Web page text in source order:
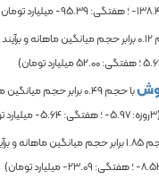
-؛ هفتگی:-95.39میلیارد
0.12برابر حجم میانگین ماهانه و
؛ هفتگی:52.00میلیارد تومان)
با حجم0.49برابر حجم میانگین
-5.97؛ هفتگی:-5.64میلیارد
1.85برابر حجم میانگین ماهانه و
-؛ هفتگی:-23.09میلیارد تومان)